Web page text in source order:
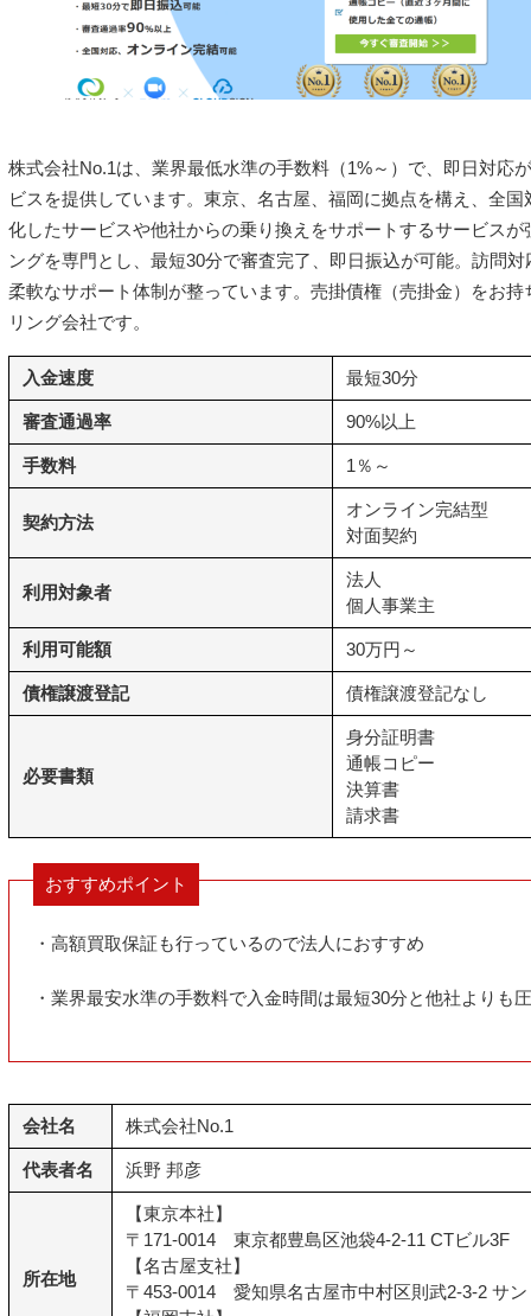
株式会社No.1は、業界最低水準の手数料（1%～）で、即日対応
ビスを提供しています。東京、名古屋、福岡に拠点を構え、全
化したサービスや他社からの乗り換えをサポートするサービス
ングを専門とし、最短30分で審査完了、即日振込が可能。訪問
柔軟なサポート体制が整っています。売掛債権（売掛金）をお
リング会社です。
入金速度 最短30分
審査通過率 90%以上
手数料 1％～
契約方法
オンライン完結型
対面契約
利用対象者
法人
個人事業主
利用可能額 30万円～
債権譲渡登記 債権譲渡登記なし
必要書類
身分証明書
通帳コピー
決算書
請求書
おすすめポイント
・高額買取保証も行っているので法人におすすめ
・業界最安水準の手数料で入金時間は最短30分と他社よりも
会社名 株式会社No.1
代表者名 浜野 邦彦
所在地
【東京本社】
〒171-0014 東京都豊島区池袋4-2-11 CTビル3F
【名古屋支社】
〒453-0014 愛知県名古屋市中村区則武2-3-2 サ